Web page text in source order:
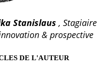
Stanislaus , Stagiaire
& prospective
DE L'AUTEUR